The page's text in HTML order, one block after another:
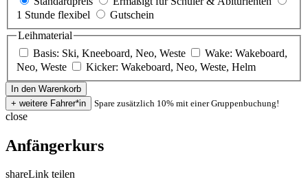
1 Stunde flexibel
Gutschein
Leihmaterial
Basis: Ski, Kneeboard, Neo, Weste
Wake: Wakeboard,
Neo, Weste
Kicker: Wakeboard, Neo, Weste, Helm
Spare zusätzlich 10% mit einer Gruppenbuchung!
close
Anfängerkurs
shareLink teilen